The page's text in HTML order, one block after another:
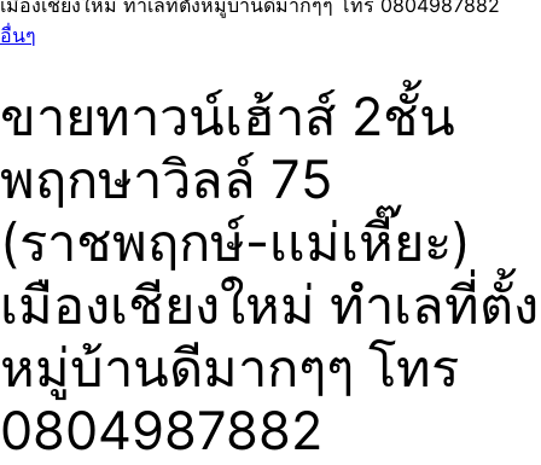
อื่นๆ
ขายทาวน์เฮ้าส์ 2ชั้น
พฤกษาวิลล์ 75
(ราชพฤกษ์-เเม่เหี๊ยะ)
เมืองเชียงใหม่ ทำเลที่ตั้ง
หมู่บ้านดีมากๆๆ โทร
0804987882